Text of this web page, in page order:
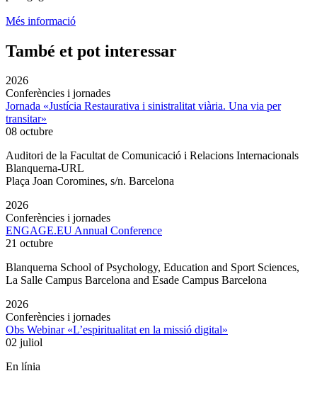
Més informació
També et pot interessar
2026
Conferències i jornades
Jornada «Justícia Restaurativa i sinistralitat viària. Una via per
transitar»
08 octubre
Auditori de la Facultat de Comunicació i Relacions Internacionals
Blanquerna-URL
Plaça Joan Coromines, s/n. Barcelona
2026
Conferències i jornades
ENGAGE.EU Annual Conference
21 octubre
Blanquerna School of Psychology, Education and Sport Sciences,
La Salle Campus Barcelona and Esade Campus Barcelona
2026
Conferències i jornades
Obs Webinar «L’espiritualitat en la missió digital»
02 juliol
En línia